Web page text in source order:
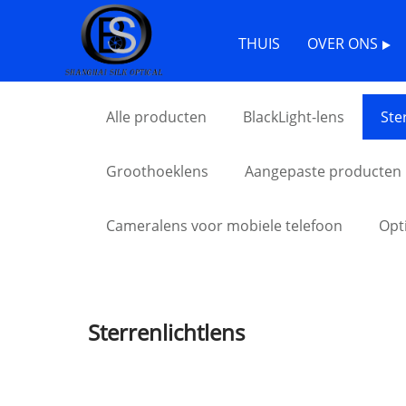
THUIS OVER ONS
Thuis > Producten
Alle producten BlackLight-lens
Groothoeklens Aangepaste producten
Cameralens voor mobiele telefoon
Sterrenlichtlens